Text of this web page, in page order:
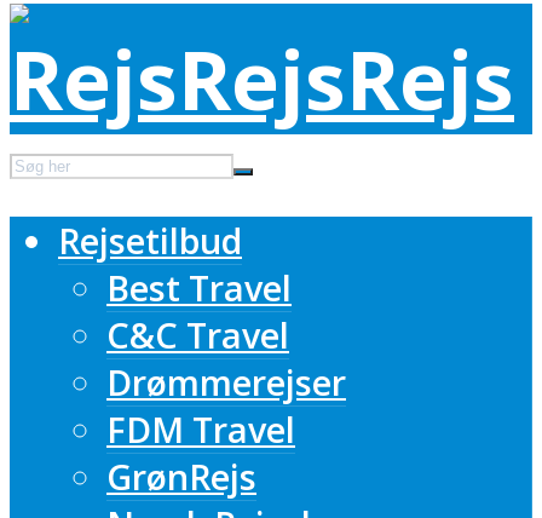
Rejsetilbud
Best Travel
C&C Travel
Drømmerejser
FDM Travel
GrønRejs